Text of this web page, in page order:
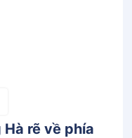
rẽ về phía